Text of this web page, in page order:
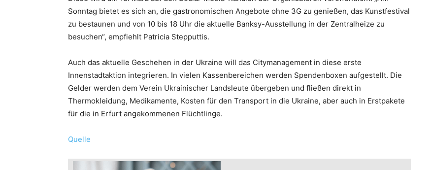
Sonntag bietet es sich an, die gastronomischen Angebote ohne 3G zu genießen, das Kunstfestival
zu bestaunen und von 10 bis 18 Uhr die aktuelle Banksy-Ausstellung in der Zentralheize zu
besuchen“, empfiehlt Patricia Stepputtis.
Auch das aktuelle Geschehen in der Ukraine will das Citymanagement in diese erste
Innenstadtaktion integrieren. In vielen Kassenbereichen werden Spendenboxen aufgestellt. Die
Gelder werden dem Verein Ukrainischer Landsleute übergeben und fließen direkt in
Thermokleidung, Medikamente, Kosten für den Transport in die Ukraine, aber auch in Erstpakete
für die in Erfurt angekommenen Flüchtlinge.
Quelle